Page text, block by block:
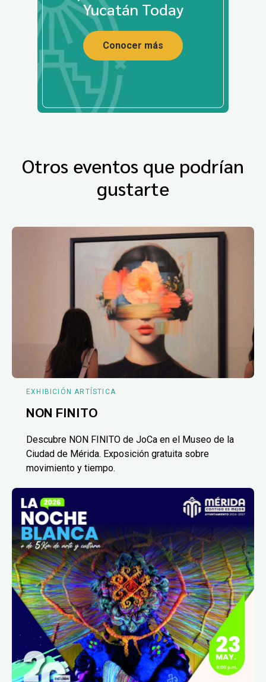
Yucatán Today
Conocer más
Otros eventos que podrían
gustarte
EXHIBICIÓN ARTÍSTICA
NON FINITO
Descubre NON FINITO de JoCa en el Museo de la
Ciudad de Mérida. Exposición gratuita sobre
movimiento y tiempo.